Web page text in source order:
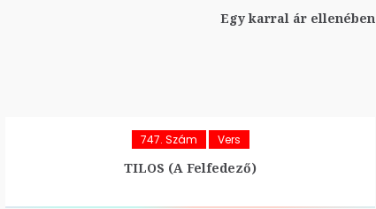
Egy karral ár ellenében
747. Szám Vers
TILOS (A Felfedező)